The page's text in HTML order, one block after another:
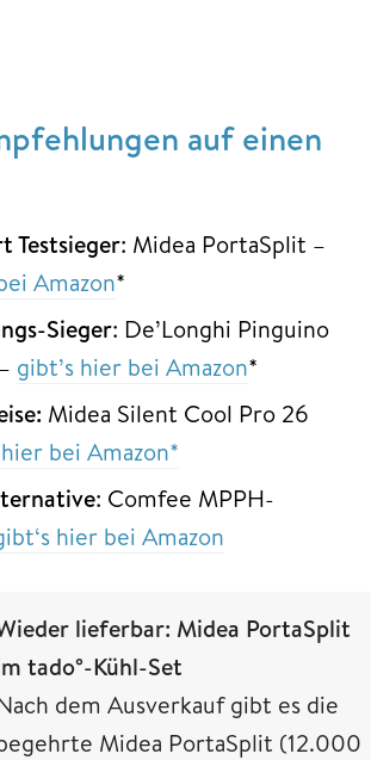
auf einen
Testsieger: Midea PortaSplit –
Amazon*
Sieger: De’Longhi Pinguino
gibt’s hier bei Amazon*
Midea Silent Cool Pro 26
bei Amazon*
: Comfee MPPH-
hier bei Amazon
lieferbar: Midea PortaSplit
tado°-Kühl-Set
dem Ausverkauf gibt es die
Midea PortaSplit (12.000